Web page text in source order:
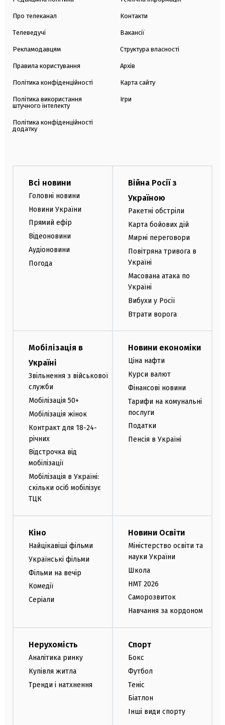
Про телеканал
Телеведучі
Рекламодавцям
Правила користування
Політика конфіденційності
Політика використання
штучного інтелекту
Політика конфіденційності
додатку
Контакти
Вакансії
Структура власності
Архів
Карта сайту
Ігри
Всі новини
Головні новини
Новини України
Прямий ефір
Відеоновини
Аудіоновини
Погода
Війна Росії з
Україною
Ракетні обстріли
Карта бойових дій
Мирні переговори
Повітряна тривога в
Україні
Масована атака по
Україні
Вибухи у Росії
Втрати ворога
Мобілізація в
Україні
Звільнення з військової
служби
Мобілізація 50+
Мобілізація жінок
Контракт для 18-24-
річних
Відстрочка від
мобілізації
Мобілізація в Україні:
скільки осіб мобілізує
ТЦК
Новини економіки
Ціна нафти
Курси валют
Фінансові новини
Тарифи на комунальні
послуги
Податки
Пенсія в Україні
Кіно
Найцікавіші фільми
Українські фільми
Фільми на вечір
Комедії
Серіали
Новини Освіти
Міністерство освіти та
науки України
Школа
НМТ 2026
Саморозвиток
Навчання за кордоном
Нерухомість
Аналітика ринку
Купівля житла
Тренди і натхнення
Спорт
Бокс
Футбол
Теніс
Біатлон
Інші види спорту